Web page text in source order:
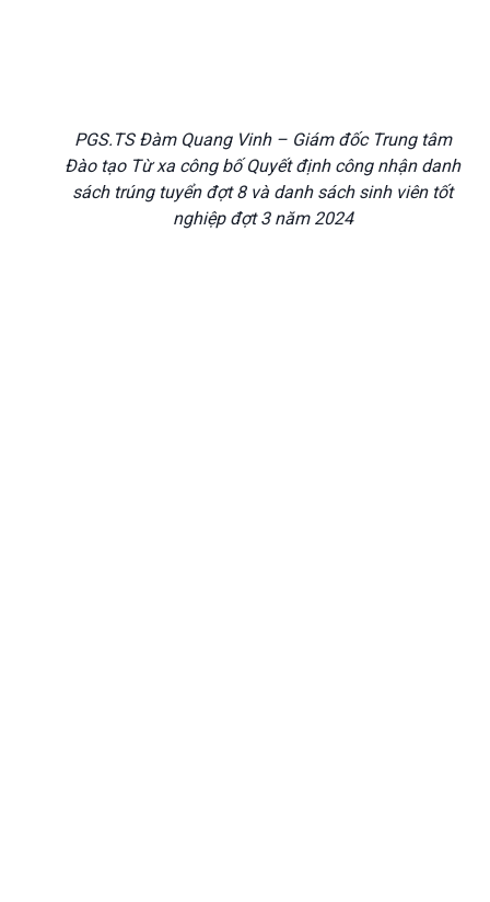
PGS.TS Đàm Quang Vinh – Giám đốc Trung tâm
Đào tạo Từ xa công bố Quyết định công nhận danh
sách trúng tuyển đợt 8 và danh sách sinh viên tốt
nghiệp đợt 3 năm 2024